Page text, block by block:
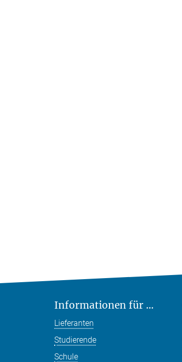
Informationen für ...
Lieferanten
Studierende
Schule